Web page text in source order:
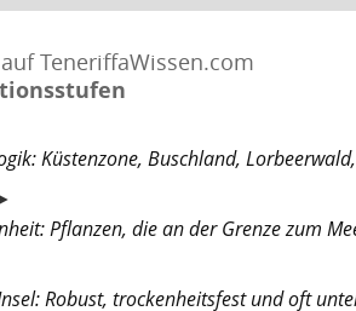
TeneriffaWissen.com
Küstenzone, Buschland,
Pflanzen, die an der Grenze zum
Robust, trockenheitsfest und oft